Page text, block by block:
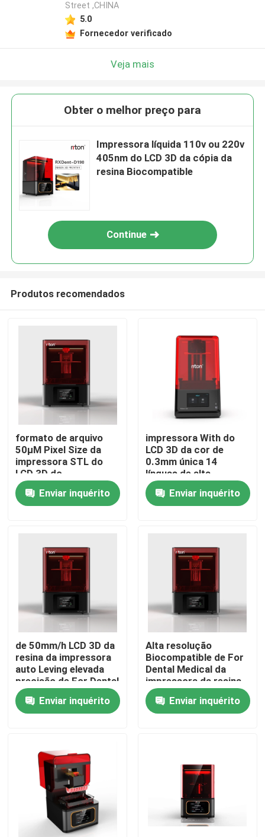
Casa
Contatos
Produtos
Impressora do metal 3D do laser
Impressora dental do metal 3D
Impressora de DLMS 3D
Impressora do LCD 3D
Resina fotossensível
Street ,CHINA
5.0
Fornecedor verificado
Veja mais
Obter o melhor preço para
Impressora líquida 110v ou 220v
405nm do LCD 3D da cópia da
resina Biocompatible
Continue
Produtos recomendados
formato de arquivo
50μM Pixel Size da
impressora STL do
LCD 3D do
comprimento de onda
405nmEnviar inquérito
impressora With do
LCD 3D da cor de
0.3mm única 14
línguas de alta
resolução
Enviar inquérito
de 50mm/h LCD 3D da
resina da impressora
auto Leving elevada
precisão de For Dental
Medical
Enviar inquérito
Alta resolução
Biocompatible de For
Dental Medical da
impressora da resina
do LCD 3D
Enviar inquérito